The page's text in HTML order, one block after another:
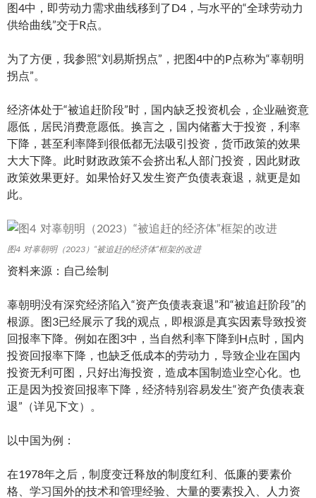
图4中，即劳动力需求曲线移到了D4，与水平的“全球劳动力
供给曲线”交于R点。
为了方便，我参照“刘易斯拐点”，把图4中的P点称为“辜朝明
拐点”。
经济体处于“被追赶阶段”时，国内缺乏投资机会，企业融资意
愿低，居民消费意愿低。换言之，国内储蓄大于投资，利率
下降，甚至利率降到很低都无法吸引投资，货币政策的效果
大大下降。此时财政政策不会挤出私人部门投资，因此财政
政策效果更好。如果恰好又发生资产负债表衰退，就更是如
此。
图4 对辜朝明（2023）“被追赶的经济体”框架的改进
资料来源：自己绘制
辜朝明没有深究经济陷入“资产负债表衰退”和“被追赶阶段”的
根源。图3已经展示了我的观点，即根源是真实因素导致投资
回报率下降。例如在图3中，当自然利率下降到H点时，国内
投资回报率下降，也缺乏低成本的劳动力，导致企业在国内
投资无利可图，只好出海投资，造成本国制造业空心化。也
正是因为投资回报率下降，经济特别容易发生“资产负债表衰
退”（详见下文）。
以中国为例：
在1978年之后，制度变迁释放的制度红利、低廉的要素价
格、学习国外的技术和管理经验、大量的要素投入、人力资